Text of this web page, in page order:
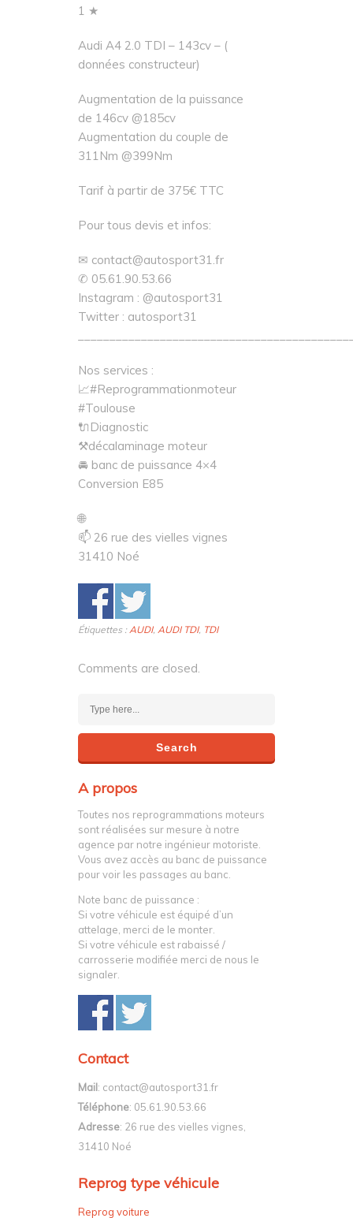
1 ★
Audi A4 2.0 TDI – 143cv – (
données constructeur)
Augmentation de la puissance
de 146cv @185cv
Augmentation du couple de
311Nm @399Nm
Tarif à partir de 375€ TTC
Pour tous devis et infos:
✉ contact@autosport31.fr
✆ 05.61.90.53.66
Instagram : @autosport31
Twitter : autosport31
Nos services :
📈#Reprogrammationmoteur
#Toulouse
🔌Diagnostic
⚒décalaminage moteur
🚘 banc de puissance 4×4
Conversion E85
🌐
📫 26 rue des vielles vignes
31410 Noé
Étiquettes :AUDI, AUDI TDI, TDI
Comments are closed.
A propos
Toutes nos reprogrammations moteurs
sont réalisées sur mesure à notre
agence par notre ingénieur motoriste.
Vous avez accès au banc de puissance
pour voir les passages au banc.
Note banc de puissance :
Si votre véhicule est équipé d’un
attelage, merci de le monter.
Si votre véhicule est rabaissé /
carrosserie modifiée merci de nous le
signaler.
Contact
Mail: contact@autosport31.fr
Téléphone: 05.61.90.53.66
Adresse: 26 rue des vielles vignes,
31410 Noé
Reprog type véhicule
Reprog voiture